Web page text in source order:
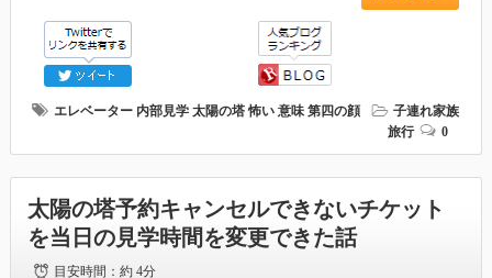
エレベーター 内部見学 太陽の塔 怖い 意味 第四の顔
子連れ家族
旅行
0
太陽の塔予約キャンセルできないチケット
を当日の見学時間を変更できた話
目安時間：約 4分